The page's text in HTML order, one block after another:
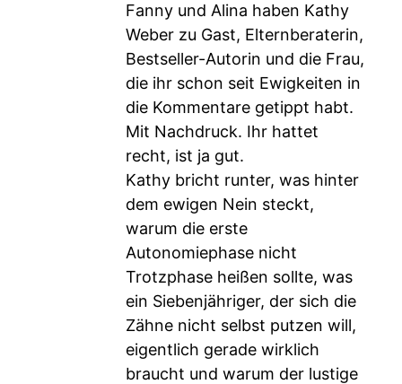
Fanny und Alina haben Kathy
Weber zu Gast, Elternberaterin,
Bestseller-Autorin und die Frau,
die ihr schon seit Ewigkeiten in
die Kommentare getippt habt.
Mit Nachdruck. Ihr hattet
recht, ist ja gut.
Kathy bricht runter, was hinter
dem ewigen Nein steckt,
warum die erste
Autonomiephase nicht
Trotzphase heißen sollte, was
ein Siebenjähriger, der sich die
Zähne nicht selbst putzen will,
eigentlich gerade wirklich
braucht und warum der lustige